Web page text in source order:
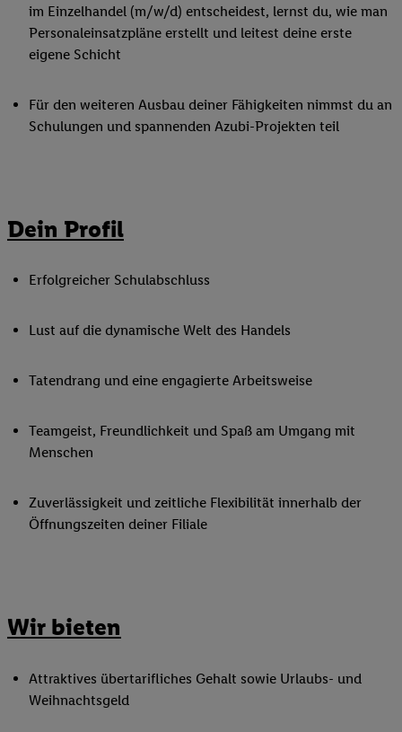
im Einzelhandel (m/w/d) entscheidest, lernst du, wie man
Personaleinsatzpläne erstellt und leitest deine erste
eigene Schicht
Für den weiteren Ausbau deiner Fähigkeiten nimmst du an
Schulungen und spannenden Azubi-Projekten teil
Dein Profil
Erfolgreicher Schulabschluss
Lust auf die dynamische Welt des Handels
Tatendrang und eine engagierte Arbeitsweise
Teamgeist, Freundlichkeit und Spaß am Umgang mit
Menschen
Zuverlässigkeit und zeitliche Flexibilität innerhalb der
Öffnungszeiten deiner Filiale
Wir bieten
Attraktives übertarifliches Gehalt sowie Urlaubs- und
Weihnachtsgeld